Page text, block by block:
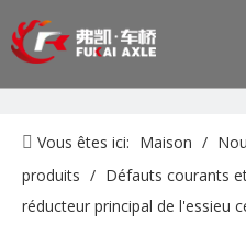
Vous êtes ici: Maison /
produits / Défauts courants
réducteur principal de l'essieu